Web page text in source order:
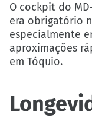
O cockpit do
era obrigatório
especialmente
aproximações
em Tóquio.